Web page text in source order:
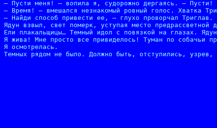
– Пусти меня! – вопила я, судорожно дергаясь. – Пусти!
– Время! – вмешался незнакомый ровный голос. Хватка
– Найди способ привести ее, – глухо проворчал
Ядун взвыл, свет померк, уступая место
Ели плакальщицы… Темный идол с повязкой на глазах.
Я жива! Мне просто все привиделось! Туман по собачьи
Я осмотрелась.
Темных рядом не было. Должно быть, отступились,